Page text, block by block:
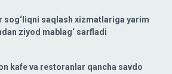
sog‘liqni saqlash xizmatlariga yarim
ziyod mablag‘ sarfladi
kafe va restoranlar qancha savdo